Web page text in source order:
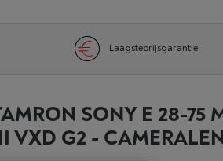
Laagsteprijsgarantie
SONY E 28-75
VXD G2 -